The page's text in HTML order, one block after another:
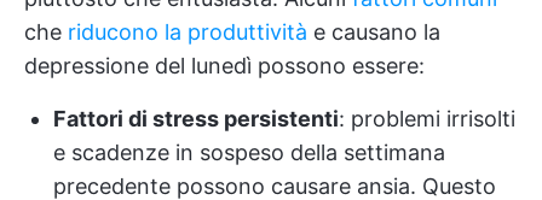
che riducono la produttività e causano la
depressione del lunedì possono essere:
Fattori di stress persistenti: problemi irrisolti
e scadenze in sospeso della settimana
precedente possono causare ansia. Questo